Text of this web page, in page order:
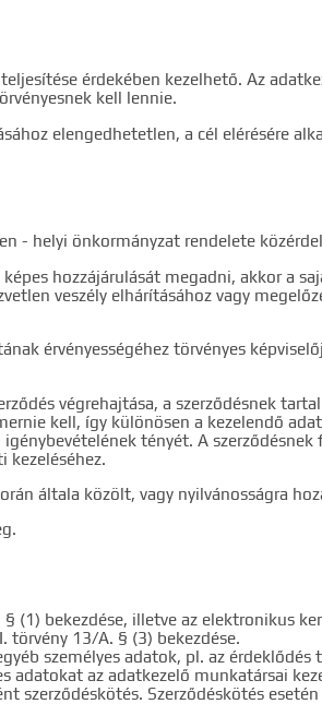
érdekében kezelhető. Az
kell lennie.
elengedhetetlen, a cél elérésére
- helyi önkormányzat rendelete
hozzájárulását megadni, akkor a
veszély elhárításához vagy
érvényességéhez törvényes
végrehajtása, a szerződésnek
kell, így különösen a kezelendő
tényét. A
kezeléséhez.
általa közölt, vagy nyilvánosságra
(1) bekezdése, illetve az elektronikus
törvény 13/A. § (3) bekezdése.
személyes adatok, pl. az érdeklődés
adatokat az adatkezelő munkatársai
szerződéskötés. Szerződéskötés